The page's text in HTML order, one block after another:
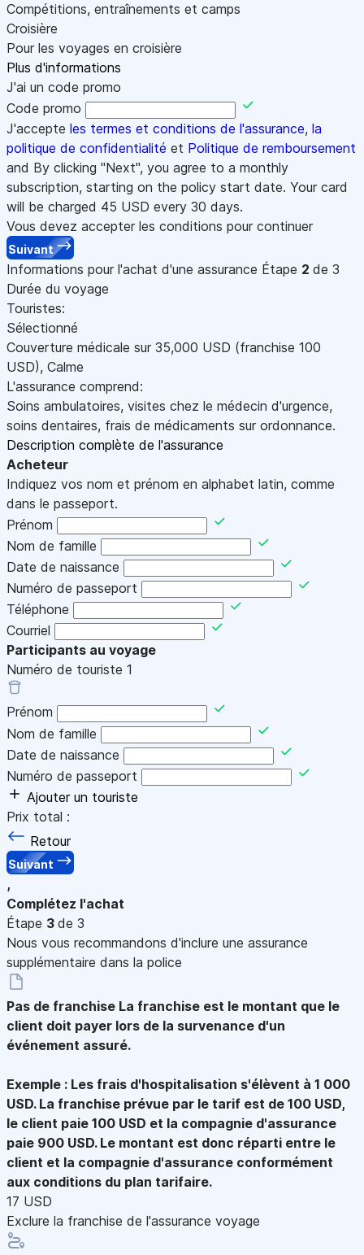
Compétitions, entraînements et camps
Croisière
Pour les voyages en croisière
Plus d'informations
J'ai un code promo
Code promo
J'accepte les termes et conditions de l'assurance, la
politique de confidentialité et Politique de remboursement
and By clicking "Next", you agree to a monthly
subscription, starting on the policy start date. Your card
will be charged 45 USD every 30 days.
Vous devez accepter les conditions pour continuer
Suivant
Informations pour l'achat d'une assurance Étape 2 de 3
Durée du voyage
Touristes:
Sélectionné
Couverture médicale sur 35,000 USD (franchise 100
USD), Calme
L'assurance comprend:
Soins ambulatoires, visites chez le médecin d'urgence,
soins dentaires, frais de médicaments sur ordonnance.
Description complète de l'assurance
Acheteur
Indiquez vos nom et prénom en alphabet latin, comme
dans le passeport.
Prénom
Nom de famille
Date de naissance
Numéro de passeport
Téléphone
Courriel
Participants au voyage
Numéro de touriste 1
Prénom
Nom de famille
Date de naissance
Numéro de passeport
Ajouter un touriste
Prix total :
Retour
Suivant
,
Complétez l'achat
Étape 3 de 3
Nous vous recommandons d'inclure une assurance
supplémentaire dans la police
Pas de franchise La franchise est le montant que le
client doit payer lors de la survenance d'un
événement assuré.
Exemple : Les frais d'hospitalisation s'élèvent à 1 000
USD. La franchise prévue par le tarif est de 100 USD,
le client paie 100 USD et la compagnie d'assurance
paie 900 USD. Le montant est donc réparti entre le
client et la compagnie d'assurance conformément
aux conditions du plan tarifaire.
17 USD
Exclure la franchise de l'assurance voyage